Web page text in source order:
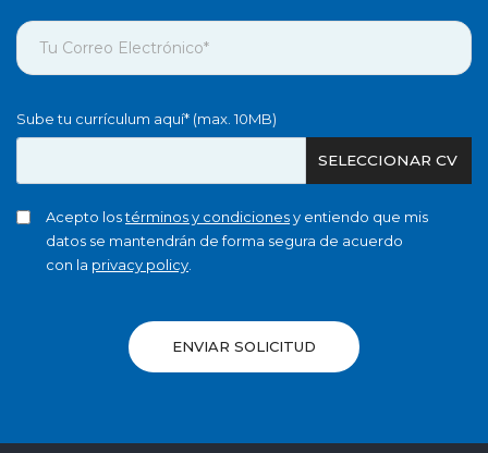
Sube tu currículum aquí* (max. 10MB)
SELECCIONAR CV
Acepto lostérminos y condicionesy entiendo que mis
datos se mantendrán de forma segura de acuerdo
con la privacy policy
ENVIAR SOLICITUD